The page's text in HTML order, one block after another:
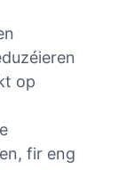
op
fir eng